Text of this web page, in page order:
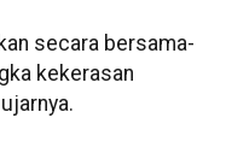
secara bersama-
kekerasan